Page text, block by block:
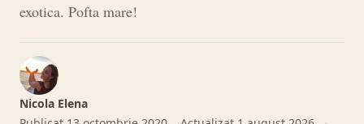
exotica. Pofta mare!
Nicola Elena